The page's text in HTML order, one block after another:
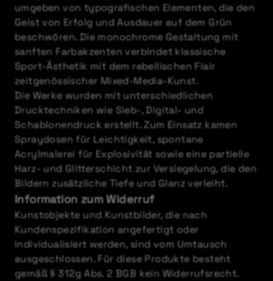
umgeben von typografischen Elementen, die den
Geist von Erfolg und Ausdauer auf dem Grün
beschwören. Die monochrome Gestaltung mit
sanften Farbakzenten verbindet klassische
Sport-Ästhetik mit dem rebellischen Flair
zeitgenössischer Mixed-Media-Kunst.
Die Werke wurden mit unterschiedlichen
Drucktechniken wie Sieb-, Digital- und
Schablonendruck erstellt. Zum Einsatz kamen
Spraydosen für Leichtigkeit, spontane
Acrylmalerei für Explosivität sowie eine partielle
Harz- und Glitterschicht zur Versiegelung, die den
Bildern zusätzliche Tiefe und Glanz verleiht.
Information zum Widerruf
Kunstobjekte und Kunstbilder, die nach
Kundenspezifikation angefertigt oder
individualisiert werden, sind vom Umtausch
ausgeschlossen. Für diese Produkte besteht
gemäß § 312g Abs. 2 BGB kein Widerrufsrecht.